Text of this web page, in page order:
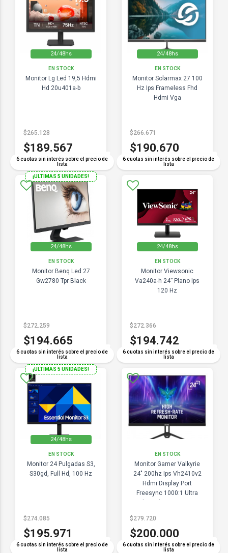
24/48hs
EN STOCK
Monitor Lg Led 19,5 Hdmi
Hd 20u401a-b
6 cuotas sin interés sobre el precio de
lista
$265.128
$189.567
COMPARAR
24/48hs
EN STOCK
Monitor Solarmax 27 100
Hz Ips Frameless Fhd
Hdmi Vga
6 cuotas sin interés sobre el precio de
lista
$266.671
$190.670
COMPARAR
24/48hs
¡ULTIMAS 5 UNIDADES!
EN STOCK
Monitor Benq Led 27
Gw2780 Tpr Black
6 cuotas sin interés sobre el precio de
lista
$272.259
$194.665
COMPARAR
24/48hs
EN STOCK
Monitor Viewsonic
Va240a-h 24” Plano Ips
120 Hz
6 cuotas sin interés sobre el precio de
lista
$272.366
$194.742
COMPARAR
24/48hs
¡ULTIMAS 5 UNIDADES!
EN STOCK
Monitor 24 Pulgadas S3,
S30gd, Full Hd, 100 Hz
6 cuotas sin interés sobre el precio de
lista
$274.085
$195.971
COMPARAR
EN STOCK
Monitor Gamer Valkyrie
24" 200hz Ips Vh2410v2
Hdmi Display Port
Freesync 1000:1 Ultra
6 cuotas sin interés sobre el precio de
lista
$279.720
$200.000
COMPARAR